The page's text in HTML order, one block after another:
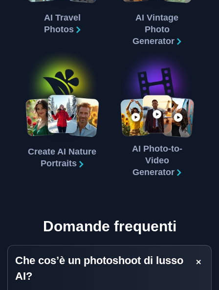
AI Travel
Photos
AI Vintage
Photo
Generator
Create AI Nature
Portraits
AI Photo-to-
Video
Generator
Domande frequenti
Che cos’è un photoshoot di lusso
AI?